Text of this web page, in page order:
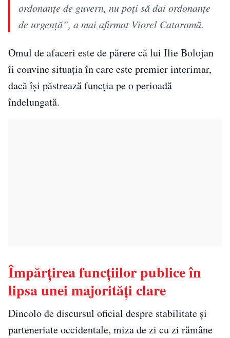
ordonanțe de guvern, nu poți să dai ordonanțe
de urgență”, a mai afirmat Viorel Cataramă.
Omul de afaceri este de părere că lui Ilie Bolojan
îi convine situația în care este premier interimar,
dacă își păstrează funcția pe o perioadă
îndelungată.
Împărțirea funcțiilor publice în
lipsa unei majorități clare
Dincolo de discursul oficial despre stabilitate și
parteneriate occidentale, miza de zi cu zi rămâne